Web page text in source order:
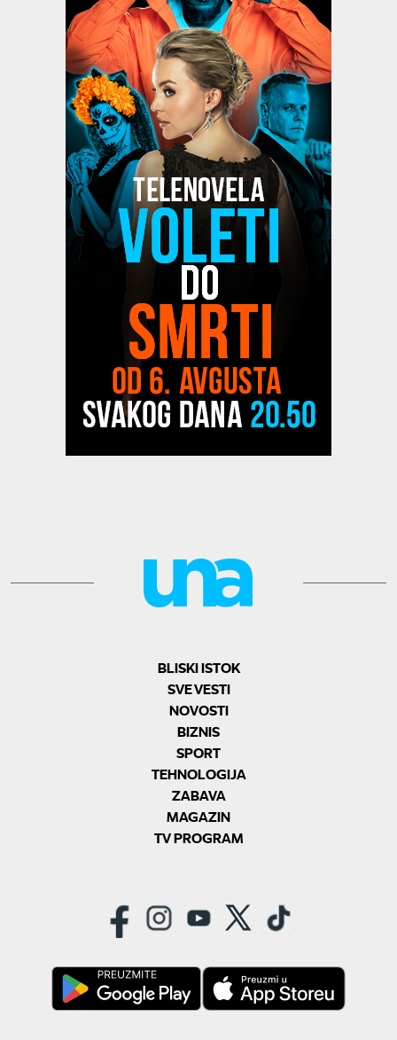
BLISKI ISTOK
SVE VESTI
NOVOSTI
BIZNIS
SPORT
TEHNOLOGIJA
ZABAVA
MAGAZIN
TV PROGRAM